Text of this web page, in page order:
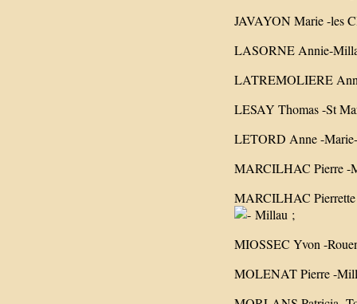
JAVAYON Marie -les
LASORNE Annie-
LATREMOLIERE
LESAY Thomas -St
LETORD Anne -
MARCILHAC Pierre -
MARCILHAC Pierrette
Millau ;
MIOSSEC Yvon -
MOLENAT Pierre -